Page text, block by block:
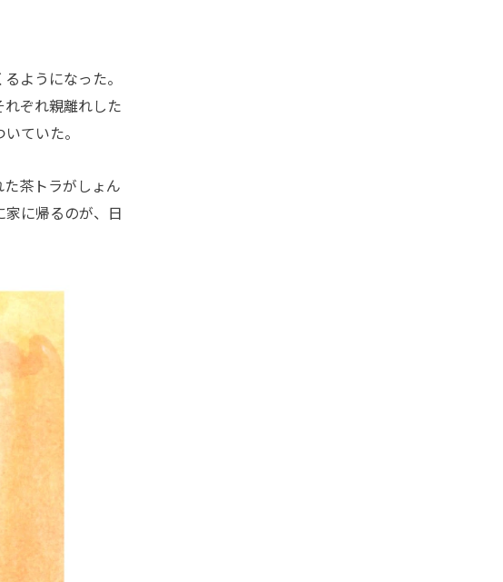
ようになった。
ぞれ親離れした
ていた。
茶トラがしょん
に帰るのが、日